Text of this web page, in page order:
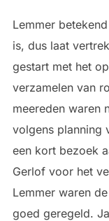
Lemmer
is, dus laat
gestart met het
verzamelen van
meereden waren
volgens planning
een kort bezoek
Gerlof voor het
Lemmer waren
goed geregeld.